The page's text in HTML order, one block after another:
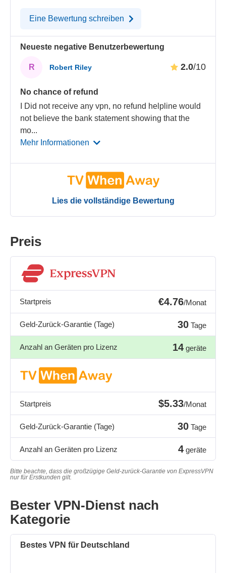
Eine Bewertung schreiben
Neueste negative Benutzerbewertung
R Robert Riley 2.0/10
No chance of refund
I Did not receive any vpn, no refund helpline would
not believe the bank statement showing that the
mo...
Mehr Informationen
Lies die vollständige Bewertung
Preis
Startpreis €4.76/Monat
Geld-Zurück-Garantie (Tage) 30 Tage
Anzahl an Geräten pro Lizenz 14 geräte
Startpreis $5.33/Monat
Geld-Zurück-Garantie (Tage) 30 Tage
Anzahl an Geräten pro Lizenz 4 geräte
Bitte beachte, dass die großzügige Geld-zurück-Garantie von ExpressVPN
nur für Erstkunden gilt.
Bester VPN-Dienst nach
Kategorie
Bestes VPN für Deutschland